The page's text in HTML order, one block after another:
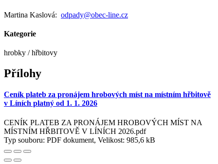
Martina Kaslová: odpady@obec-line.cz
Kategorie
hrobky / hřbitovy
Přílohy
Ceník plateb za pronájem hrobových míst na místním hřbitově
v Líních platný od 1. 1. 2026
CENÍK PLATEB ZA PRONÁJEM HROBOVÝCH MÍST NA
MÍSTNÍM HŘBITOVĚ V LÍNÍCH 2026.pdf
Typ souboru: PDF dokument, Velikost: 985,6 kB